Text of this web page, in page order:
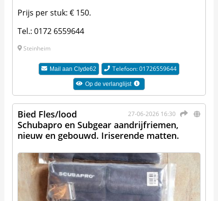
Prijs per stuk: € 150.
Tel.: 0172 6559644
Steinheim
Mail aan Clyde62 Telefoon: 01726559644
Op de verlanglijst
27-06-2026 16:30
Bied Fles/lood
Schubapro en Subgear aandrijfriemen,
nieuw en gebouwd. Iriserende matten.